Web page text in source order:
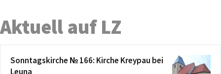
Aktuell auf LZ
Sonntagskirche № 166: Kirche Kreypau bei
Leuna